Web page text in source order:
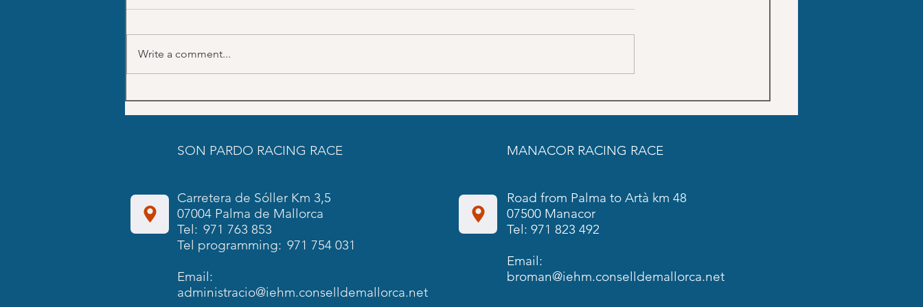
Write a comment...
SON PARDO RACING RACE
Carretera de Sóller Km 3,5
07004 Palma de Mallorca
Tel: 971 763 853
Tel programming: 971 754 031
Email:
administracio@iehm.conselldemallorca.net
MANACOR RACING RACE
Road from Palma to Artà km 48
07500 Manacor
Tel: 971 823 492
Email:
broman@iehm.conselldemallorca.net